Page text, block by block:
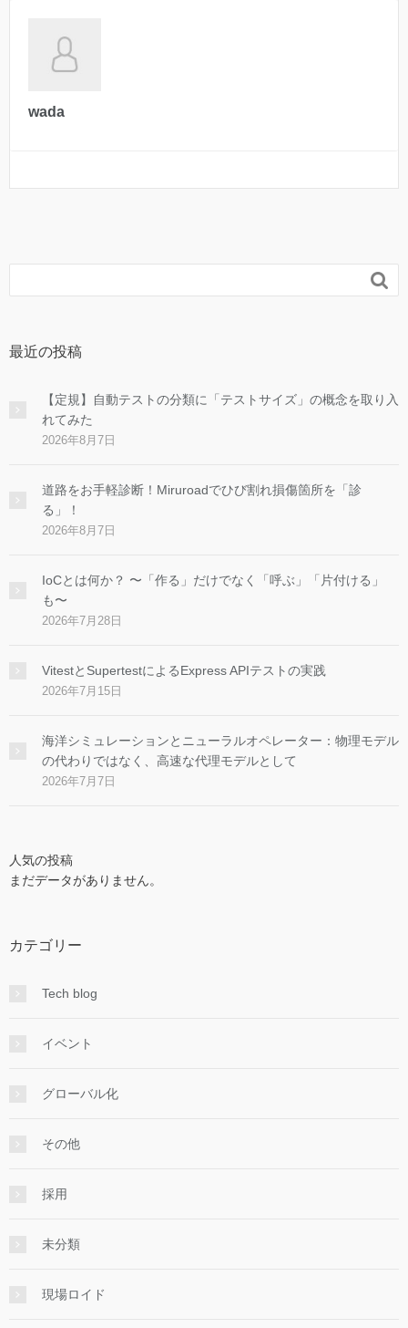
wada

最近の投稿
【定規】自動テストの分類に「テストサイズ」の概念を取り入
れてみた
2026年8月7日
道路をお手軽診断！Miruroadでひび割れ損傷箇所を「診
る」！
2026年8月7日
IoCとは何か？ 〜「作る」だけでなく「呼ぶ」「片付ける」
も〜
2026年7月28日
VitestとSupertestによるExpress APIテストの実践
2026年7月15日
海洋シミュレーションとニューラルオペレーター：物理モデル
の代わりではなく、高速な代理モデルとして
2026年7月7日
人気の投稿
まだデータがありません。
カテゴリー
Tech blog
イベント
グローバル化
その他
採用
未分類
現場ロイド